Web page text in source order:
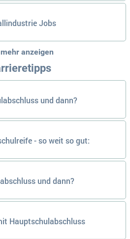
Jobs
mehr anzeigen
und dann?
- so weit so gut:
und dann?
Hauptschulabschluss